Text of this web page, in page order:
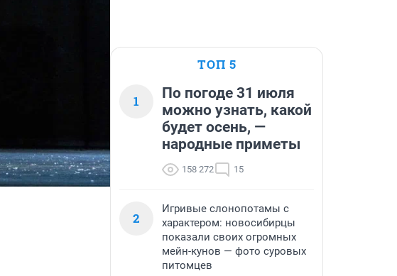
ТОП 5
1
По погоде 31 июля
можно узнать, какой
будет осень, —
народные приметы
158 272 15
2
Игривые слонопотамы с
характером: новосибирцы
показали своих огромных
мейн-кунов — фото суровых
питомцев